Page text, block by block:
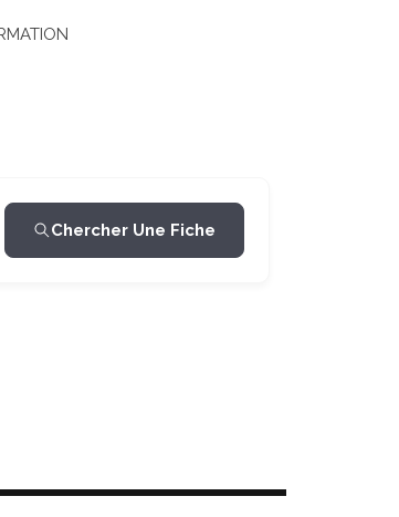
Chercher Une Fiche